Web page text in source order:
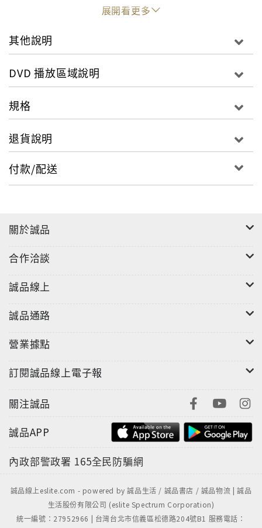
之戀。歷史變革風起雲湧，茹月涵面對血腥的人性批
鬥，在卑鄙與高尚之間選擇了背叛，華崢因此神魂恍惚
落水而亡。十年後，茹月涵懷著贖罪的心情，提拔流放
塞北的華崢之子華長峰，一齣《白蛇傳》正要排練重
纏……戲裡是許仙背叛白蛇，現實人生卻相反，恩怨難
展開看更多
其他說明
DVD 播放區域說明
規格
退貨說明
付款/配送
關於誠品
合作洽談
誠品線上
誠品通路
營業據點
訂閱誠品線上電子報
關注誠品
誠品APP
內政部警政署 165全民防騙網
誠品線上eslite.com - powered by 誠品生活 / 誠品書店 / 誠品物流 | 誠品
生活股份有限公司 (eslite Spectrum Corporation)
統一編號：27952966 | 台灣台北市信義區松德路204號B1 服務電話：